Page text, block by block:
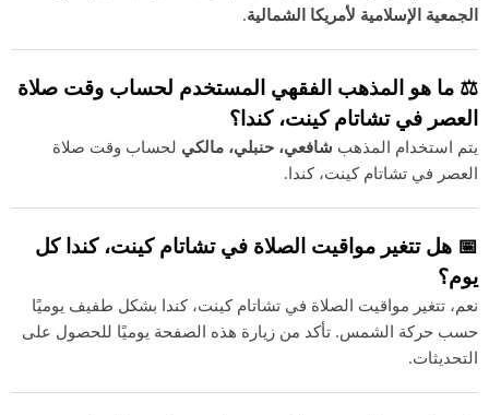
الجمعية الإسلامية لأمريكا الشمالية.
⚖️ ما هو المذهب الفقهي المستخدم لحساب وقت صلاة
العصر في تشاتام كينت، كندا؟
يتم استخدام المذهب شافعي، حنبلي، مالكي لحساب وقت صلاة
العصر في تشاتام كينت، كندا.
📅 هل تتغير مواقيت الصلاة في تشاتام كينت، كندا كل
يوم؟
نعم، تتغير مواقيت الصلاة في تشاتام كينت، كندا بشكل طفيف يوميًا
حسب حركة الشمس. تأكد من زيارة هذه الصفحة يوميًا للحصول على
التحديثات.